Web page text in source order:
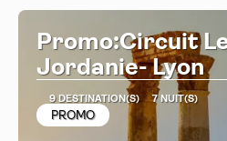
Promo:Circuit
Jordanie- Lyon
9 DESTINATION(S) 7 NUIT(S)
PROMO